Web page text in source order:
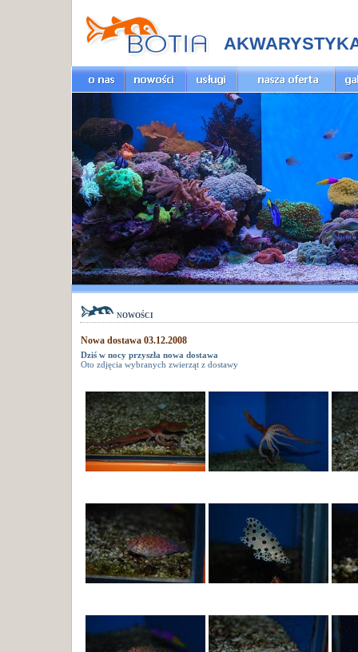
nowości
Nowa dostawa 03.12.2008
Dziś w nocy przyszła nowa dostawa
Oto zdjęcia wybranych zwierząt z dostawy